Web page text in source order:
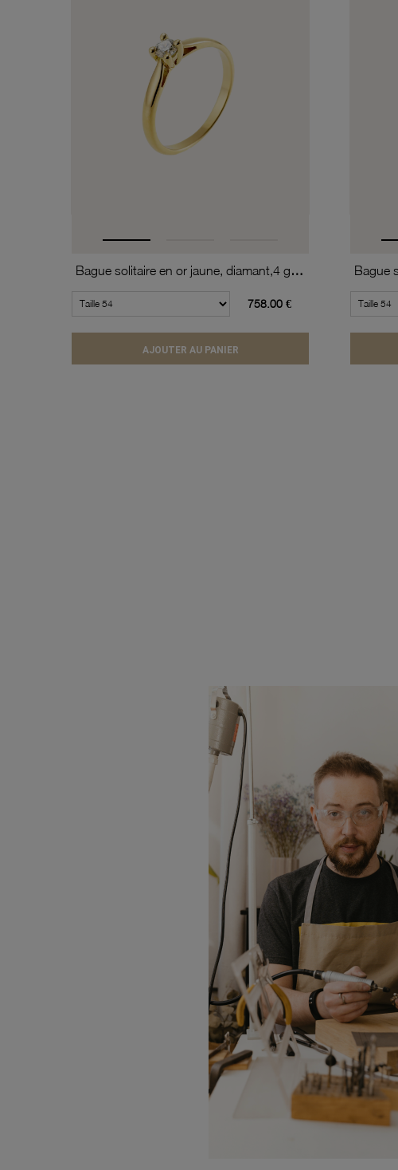
Bague solitaire en or jaune, diamant,4 griffes
758.00 €
AJOUTER AU PANIER